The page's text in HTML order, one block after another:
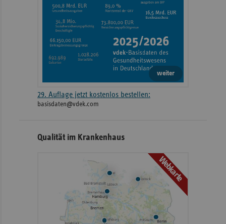
weiter
29. Auflage jetzt kostenlos bestellen:
basisdaten@vdek.com
Qualität im Krankenhaus
Webkarte